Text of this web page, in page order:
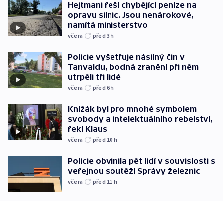
Hejtmani řeší chybějící peníze na
opravu silnic. Jsou nenárokové,
namítá ministerstvo
včera před 3h
Policie vyšetřuje násilný čin v
Tanvaldu, bodná zranění při něm
utrpěli tři lidé
včera před 6h
Knížák byl pro mnohé symbolem
svobody a intelektuálního rebelství,
řekl Klaus
včera před 10 h
Policie obvinila pět lidí v souvislosti s
veřejnou soutěží Správy železnic
včera před 11 h